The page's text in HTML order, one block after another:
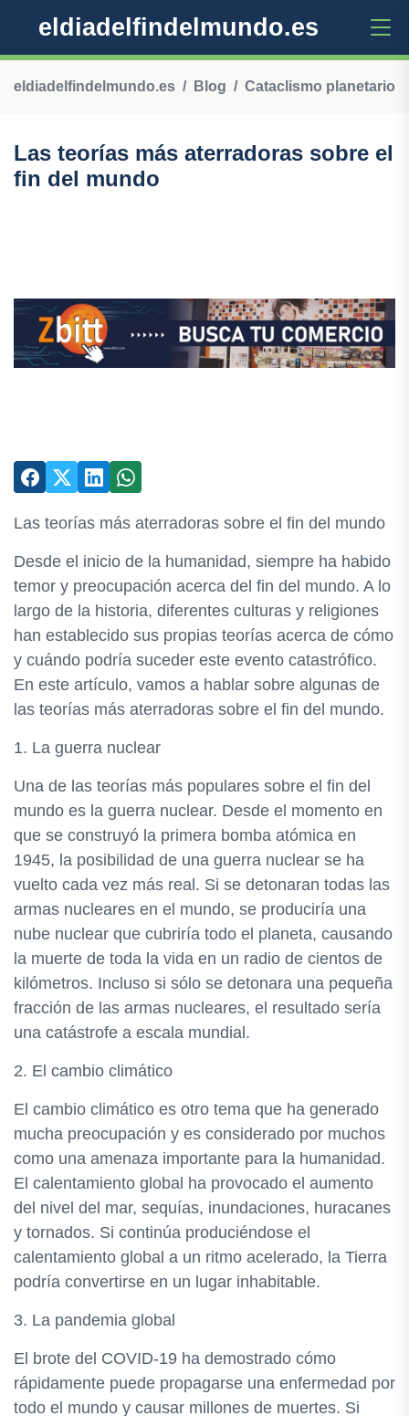
eldiadelfindelmundo.es
eldiadelfindelmundo.es Blog Cataclismo planetario
Las teorías más aterradoras sobre el
fin del mundo
Las teorías más aterradoras sobre el fin del mundo
Desde el inicio de la humanidad, siempre ha habido
temor y preocupación acerca del fin del mundo. A lo
largo de la historia, diferentes culturas y religiones
han establecido sus propias teorías acerca de cómo
y cuándo podría suceder este evento catastrófico.
En este artículo, vamos a hablar sobre algunas de
las teorías más aterradoras sobre el fin del mundo.
1. La guerra nuclear
Una de las teorías más populares sobre el fin del
mundo es la guerra nuclear. Desde el momento en
que se construyó la primera bomba atómica en
1945, la posibilidad de una guerra nuclear se ha
vuelto cada vez más real. Si se detonaran todas las
armas nucleares en el mundo, se produciría una
nube nuclear que cubriría todo el planeta, causando
la muerte de toda la vida en un radio de cientos de
kilómetros. Incluso si sólo se detonara una pequeña
fracción de las armas nucleares, el resultado sería
una catástrofe a escala mundial.
2. El cambio climático
El cambio climático es otro tema que ha generado
mucha preocupación y es considerado por muchos
como una amenaza importante para la humanidad.
El calentamiento global ha provocado el aumento
del nivel del mar, sequías, inundaciones, huracanes
y tornados. Si continúa produciéndose el
calentamiento global a un ritmo acelerado, la Tierra
podría convertirse en un lugar inhabitable.
3. La pandemia global
El brote del COVID-19 ha demostrado cómo
rápidamente puede propagarse una enfermedad por
todo el mundo y causar millones de muertes. Si